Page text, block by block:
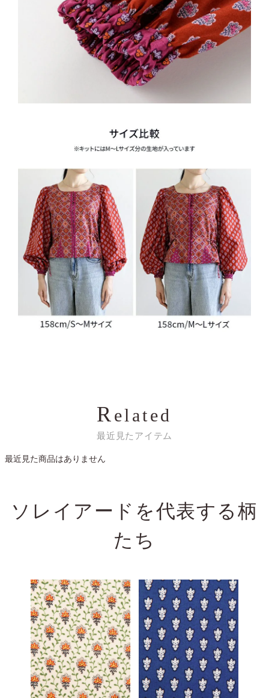
R elated
最近見たアイテム
最近見た商品はありません
ソレイアードを代表する柄
たち